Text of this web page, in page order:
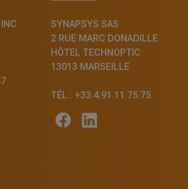
SYNAPSYS SAS
2 RUE MARC DONADILLE
HÔTEL TECHNOPTIC
13013 MARSEILLE
TÉL.: +33.4.91.11.75.75